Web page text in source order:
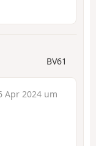
BV61
Apr 2024 um